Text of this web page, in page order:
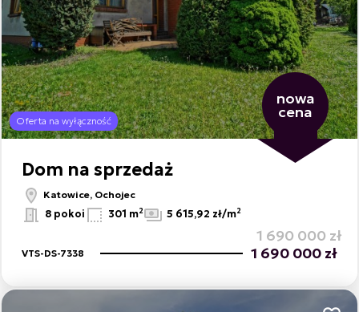
Oferta na wyłączność
nowa
cena
Dom na sprzedaż
Katowice, Ochojec
8 pokoi 301 m2 5 615,92 zł/m2
1 690 000 zł
VTS-DS-7338 1 690 000 zł